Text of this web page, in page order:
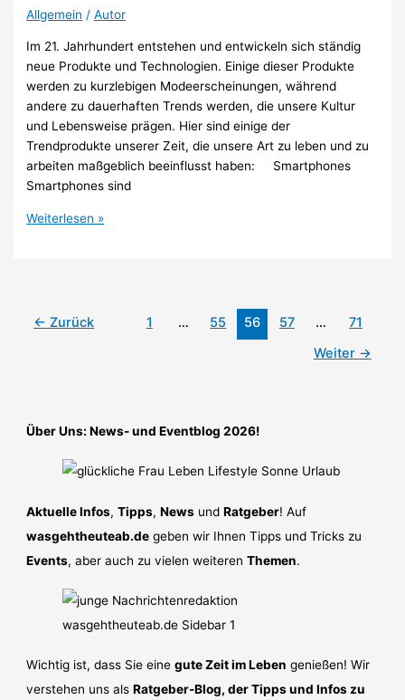
Allgemein /Autor
Im 21. Jahrhundert entstehen und entwickeln sich ständig
neue Produkte und Technologien. Einige dieser Produkte
werden zu kurzlebigen Modeerscheinungen, während
andere zu dauerhaften Trends werden, die unsere Kultur
und Lebensweise prägen. Hier sind einige der
Trendprodukte unserer Zeit, die unsere Art zu leben und zu
arbeiten maßgeblich beeinflusst haben: Smartphones
Smartphones sind
Trendprodukte
Weiterlesen »
← Zurück 1 … 55 56 57 …
71
Weiter →
Über Uns: News- und Eventblog 2026!
Aktuelle Infos,Tipps,News undRatgeber! Auf
wasgehtheuteab.de geben wir Ihnen Tipps und Tricks zu
Events, aber auch zu vielen weiterenThemen.
Wichtig ist, dass Sie einegute Zeit im Leben genießen! Wir
verstehen uns alsRatgeber-Blog, der Tipps und Infos zu